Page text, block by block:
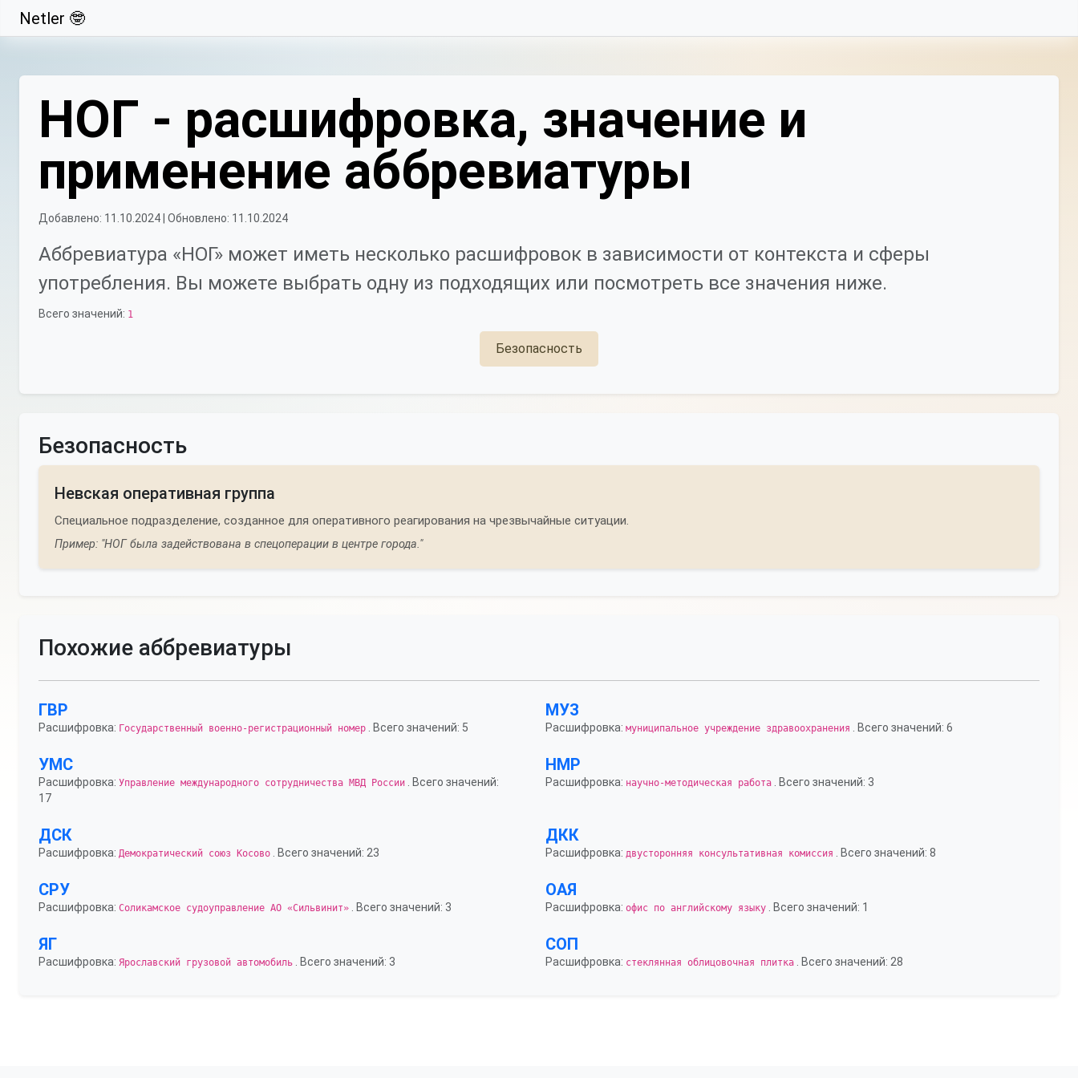
Свернуть
Netler 🤓
НОГ - расшифровка, значение и
применение аббревиатуры
Добавлено: 11.10.2024 | Обновлено: 11.10.2024
Аббревиатура «НОГ» может иметь несколько расшифровок в зависимости от контекста и сферы
употребления. Вы можете выбрать одну из подходящих или посмотреть все значения ниже.
Всего значений: 1
Безопасность
Безопасность
Невская оперативная группа
Специальное подразделение, созданное для оперативного реагирования на чрезвычайные ситуации.
Пример: "НОГ была задействована в спецоперации в центре города."
Похожие аббревиатуры
ГВР
Расшифровка: Государственный военно-регистрационный номер . Всего значений: 5
МУЗ
Расшифровка: муниципальное учреждение здравоохранения . Всего значений: 6
УМС
Расшифровка: Управление международного сотрудничества МВД России . Всего значений:
17
НМР
Расшифровка: научно-методическая работа . Всего значений: 3
ДСК
Расшифровка: Демократический союз Косово . Всего значений: 23
ДКК
Расшифровка: двусторонняя консультативная комиссия . Всего значений: 8
СРУ
Расшифровка: Соликамское судоуправление АО «Сильвинит» . Всего значений: 3
ОАЯ
Расшифровка: офис по английскому языку . Всего значений: 1
ЯГ
Расшифровка: Ярославский грузовой автомобиль . Всего значений: 3
СОП
Расшифровка: стеклянная облицовочная плитка . Всего значений: 28